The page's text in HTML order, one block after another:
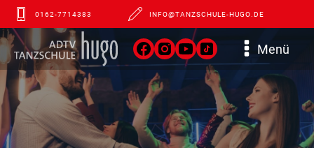
0162-7714383 INFO@TANZSCHULE-HUGO.DE
Menü